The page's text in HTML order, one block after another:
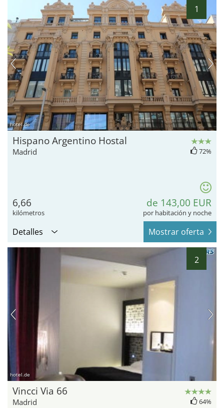
1
hotel.de
Hispano Argentino Hostal
Madrid 72%
6,66
kilómetros
de 143,00 EUR
por habitación y noche
Detalles Mostrar oferta
2
hotel.de
Vincci Via 66
Madrid 64%